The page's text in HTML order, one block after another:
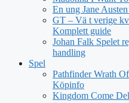
En ung Jane
GT – Vä t verige
Komplett guide
Johan Falk Spelet
handling
Spel
Pathfinder Wrath
Köpinfo
Kingdom Come